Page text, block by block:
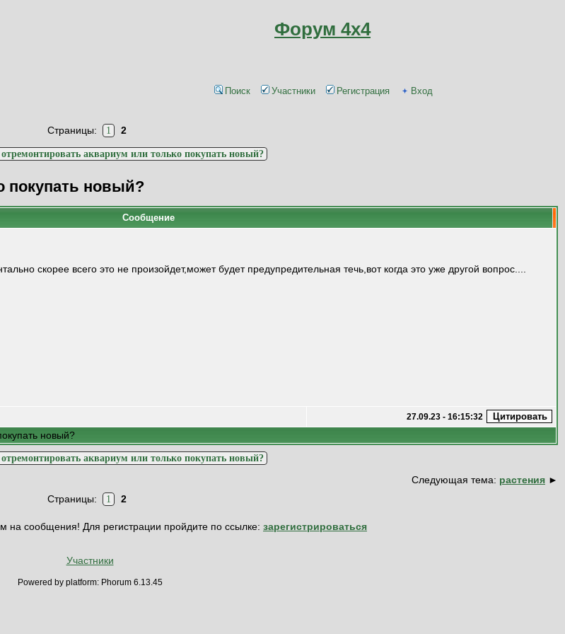
Форум 4x4
Поиск Участники Регистрация Вход
Страницы: 1 2
аквариум или только покупать новый?
покупать новый?
Сообщение
скорее всего это не произойдет,может будет предупредительная течь,вот когда это уже другой вопрос....
27.09.23 - 16:15:32
новый?
аквариум или только покупать новый?
Следующая тема: растения ►
Страницы:
1 2
на сообщения! Для регистрации пройдите по ссылке: зарегистрироваться
Участники
Powered by platform: Phorum 6.13.45